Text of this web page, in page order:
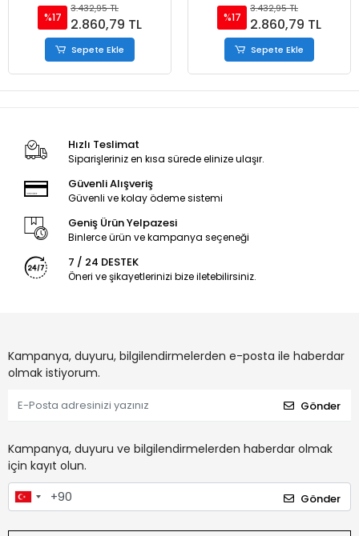
%17
3.432,95 TL
2.860,79 TL
Sepete Ekle
%17
3.432,95 TL
2.860,79 TL
Sepete Ekle
Hızlı Teslimat
Siparişleriniz en kısa sürede elinize ulaşır.
Güvenli Alışveriş
Güvenli ve kolay ödeme sistemi
Geniş Ürün Yelpazesi
Binlerce ürün ve kampanya seçeneği
7 / 24 DESTEK
Öneri ve şikayetlerinizi bize iletebilirsiniz.
Kampanya, duyuru, bilgilendirmelerden e-posta ile haberdar
olmak istiyorum.
Gönder
Kampanya, duyuru ve bilgilendirmelerden haberdar olmak
için kayıt olun.
Gönder